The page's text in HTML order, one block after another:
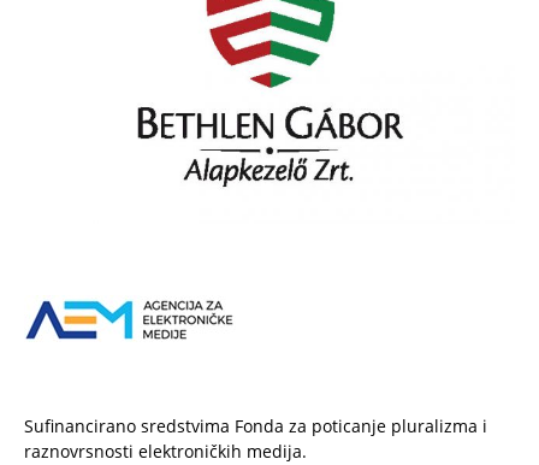
Sufinancirano sredstvima Fonda za poticanje pluralizma i
raznovrsnosti elektroničkih medija.